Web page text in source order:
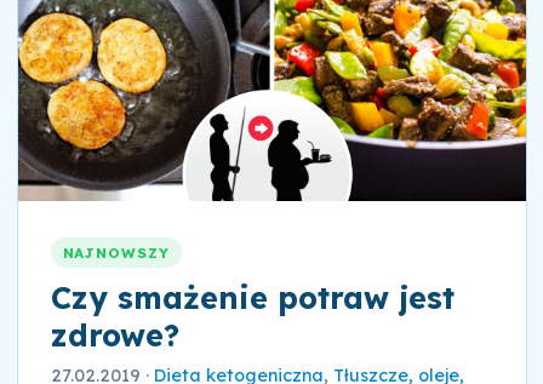
NAJNOWSZY
Czy smażenie potraw jest
zdrowe?
27.02.2019 · Dieta ketogeniczna, Tłuszcze, oleje,